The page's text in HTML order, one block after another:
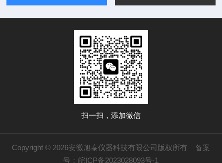
扫一扫，添加微信
Copyright © 2026安徽旭泰仪器科技有限公司版权所有 备案
号：皖ICP备2023028093号-1